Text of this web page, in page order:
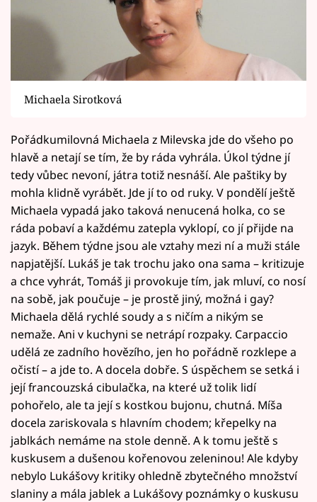
Michaela Sirotková
Pořádkumilovná Michaela z Milevska jde do všeho po
hlavě a netají se tím, že by ráda vyhrála. Úkol týdne jí
tedy vůbec nevoní, játra totiž nesnáší. Ale paštiky by
mohla klidně vyrábět. Jde jí to od ruky. V pondělí ještě
Michaela vypadá jako taková nenucená holka, co se
ráda pobaví a každému zatepla vyklopí, co jí přijde na
jazyk. Během týdne jsou ale vztahy mezi ní a muži stále
napjatější. Lukáš je tak trochu jako ona sama – kritizuje
a chce vyhrát, Tomáš ji provokuje tím, jak mluví, co nosí
na sobě, jak poučuje – je prostě jiný, možná i gay?
Michaela dělá rychlé soudy a s ničím a nikým se
nemaže. Ani v kuchyni se netrápí rozpaky. Carpaccio
udělá ze zadního hovězího, jen ho pořádně rozklepe a
očistí – a jde to. A docela dobře. S úspěchem se setká i
její francouzská cibulačka, na které už tolik lidí
pohořelo, ale ta její s kostkou bujonu, chutná. Míša
docela zariskovala s hlavním chodem; křepelky na
jablkách nemáme na stole denně. A k tomu ještě s
kuskusem a dušenou kořenovou zeleninou! Ale kdyby
nebylo Lukášovy kritiky ohledně zbytečného množství
slaniny a mála jablek a Lukášovy poznámky o kuskusu